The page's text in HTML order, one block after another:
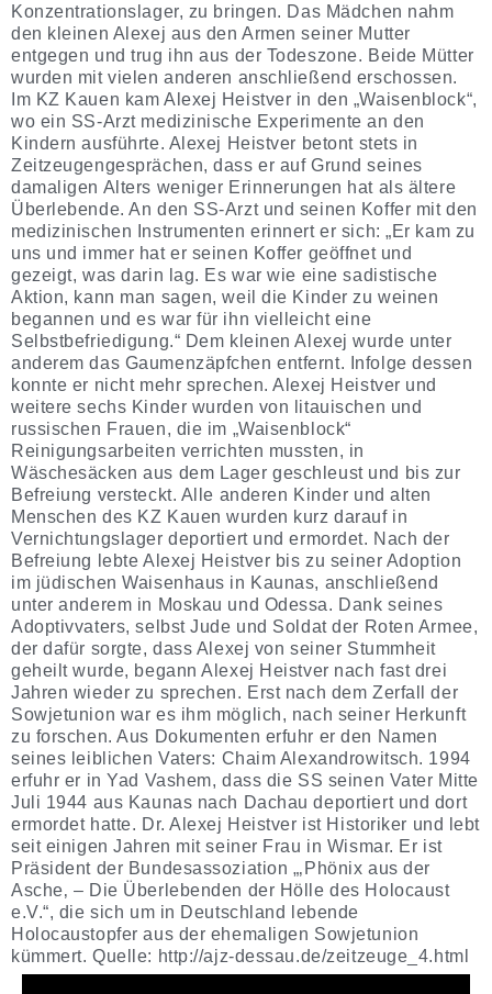
Konzentrationslager, zu bringen. Das Mädchen nahm
den kleinen Alexej aus den Armen seiner Mutter
entgegen und trug ihn aus der Todeszone. Beide Mütter
wurden mit vielen anderen anschließend erschossen.
Im KZ Kauen kam Alexej Heistver in den „Waisenblock“,
wo ein SS-Arzt medizinische Experimente an den
Kindern ausführte. Alexej Heistver betont stets in
Zeitzeugengesprächen, dass er auf Grund seines
damaligen Alters weniger Erinnerungen hat als ältere
Überlebende. An den SS-Arzt und seinen Koffer mit den
medizinischen Instrumenten erinnert er sich: „Er kam zu
uns und immer hat er seinen Koffer geöffnet und
gezeigt, was darin lag. Es war wie eine sadistische
Aktion, kann man sagen, weil die Kinder zu weinen
begannen und es war für ihn vielleicht eine
Selbstbefriedigung.“ Dem kleinen Alexej wurde unter
anderem das Gaumenzäpfchen entfernt. Infolge dessen
konnte er nicht mehr sprechen. Alexej Heistver und
weitere sechs Kinder wurden von litauischen und
russischen Frauen, die im „Waisenblock“
Reinigungsarbeiten verrichten mussten, in
Wäschesäcken aus dem Lager geschleust und bis zur
Befreiung versteckt. Alle anderen Kinder und alten
Menschen des KZ Kauen wurden kurz darauf in
Vernichtungslager deportiert und ermordet. Nach der
Befreiung lebte Alexej Heistver bis zu seiner Adoption
im jüdischen Waisenhaus in Kaunas, anschließend
unter anderem in Moskau und Odessa. Dank seines
Adoptivvaters, selbst Jude und Soldat der Roten Armee,
der dafür sorgte, dass Alexej von seiner Stummheit
geheilt wurde, begann Alexej Heistver nach fast drei
Jahren wieder zu sprechen. Erst nach dem Zerfall der
Sowjetunion war es ihm möglich, nach seiner Herkunft
zu forschen. Aus Dokumenten erfuhr er den Namen
seines leiblichen Vaters: Chaim Alexandrowitsch. 1994
erfuhr er in Yad Vashem, dass die SS seinen Vater Mitte
Juli 1944 aus Kaunas nach Dachau deportiert und dort
ermordet hatte. Dr. Alexej Heistver ist Historiker und lebt
seit einigen Jahren mit seiner Frau in Wismar. Er ist
Präsident der Bundesassoziation „‚Phönix aus der
Asche‚ – Die Überlebenden der Hölle des Holocaust
e.V.“, die sich um in Deutschland lebende
Holocaustopfer aus der ehemaligen Sowjetunion
kümmert. Quelle: http://ajz-dessau.de/zeitzeuge_4.html